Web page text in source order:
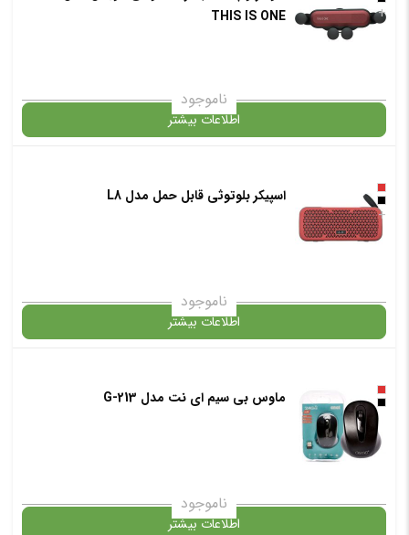
✧ چت با پشتیبان واتس آپ
+
THIS IS ONE
ناموجود
اطلاعات بیشتر
در حال حاضر این محصول در انبار موجود نیست و در دسترس نمی باشد.
✧ چت با پشتیبان واتس آپ
+
اسپیکر بلوتوثی قابل حمل مدل L8
ناموجود
اطلاعات بیشتر
در حال حاضر این محصول در انبار موجود نیست و در دسترس نمی باشد.
✧ چت با پشتیبان واتس آپ
ماوس بی سیم ای نت مدل G-213
ناموجود
اطلاعات بیشتر